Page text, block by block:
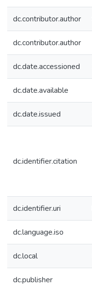
dc.contributor.author
dc.contributor.author
dc.date.accessioned
dc.date.available
dc.date.issued
dc.identifier.citation
dc.identifier.uri
dc.language.iso
dc.local
dc.publisher